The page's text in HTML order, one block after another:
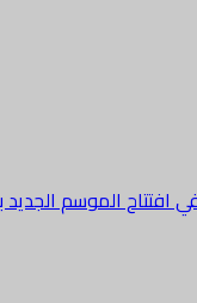
افتتاح الموسم الجديد